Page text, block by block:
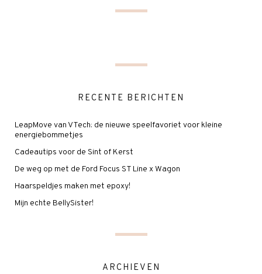
RECENTE BERICHTEN
LeapMove van VTech: de nieuwe speelfavoriet voor kleine
energiebommetjes
Cadeautips voor de Sint of Kerst
De weg op met de Ford Focus ST Line x Wagon
Haarspeldjes maken met epoxy!
Mijn echte BellySister!
ARCHIEVEN